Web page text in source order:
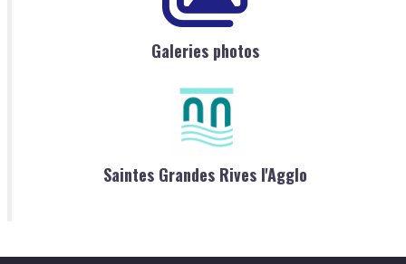
Galeries photos
Saintes Grandes Rives l'Agglo